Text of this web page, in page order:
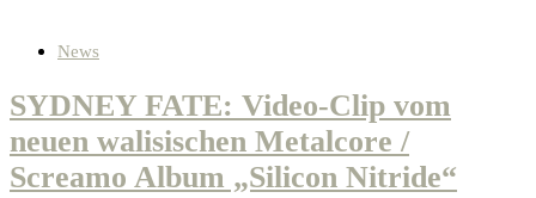
News
SYDNEY FATE: Video-Clip vom
neuen walisischen Metalcore /
Screamo Album „Silicon Nitride“